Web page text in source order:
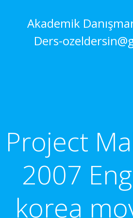
Akademik
Ders-
Project
2007
korea